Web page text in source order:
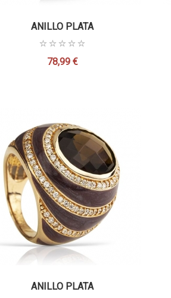
ANILLO PLATA
Precio
78,99 €
ANILLO PLATA